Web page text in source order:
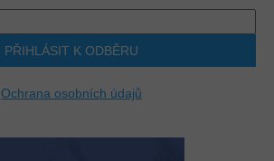
PŘIHLÁSIT K ODBĚRU
Ochrana osobních údajů